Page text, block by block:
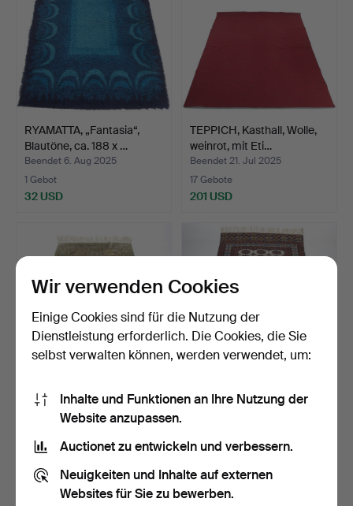
RYAMATTA, „Fantasia“,
Blautöne, ca. 188 x …
Beendet 6. Aug 2025
1 Gebot
32 USD
TEPPICH, Kasthall, Wolle,
weinrot, mit Eti…
Beendet 21. Jul 2025
17 Gebote
201 USD
TEPPICH, orientalisch,
Seide, helle Töne, …
Beendet 25. Jun 2025
14 Gebote
EIN TEPPICH, Bochara, ca
196 x 126 cm, wah…
2 Gebote
Wir verwenden Cookies
Einige Cookies sind für die Nutzung der
Dienstleistung erforderlich. Die Cookies, die Sie
selbst verwalten können, werden verwendet, um:
Inhalte und Funktionen an Ihre Nutzung der
Website anzupassen.
Auctionet zu entwickeln und verbessern.
Neuigkeiten und Inhalte auf externen
Websites für Sie zu bewerben.